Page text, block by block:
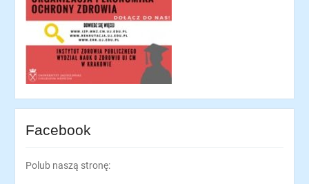
Facebook
Polub naszą stronę: